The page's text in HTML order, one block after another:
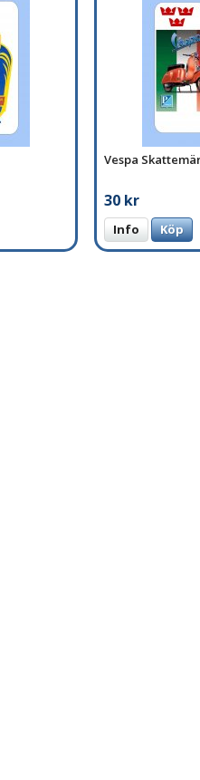
Vespa
30 kr
Info Köp